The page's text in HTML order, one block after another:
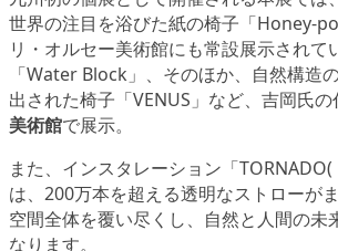
世界の注目を浴びた紙の椅子「Honey-
リ・オルセー美術館にも常設展示されて
「Water Block」、そのほか、自然構造
出された椅子「VENUS」など、吉岡氏の
美術館で展示。
また、インスタレーション「
は、200万本を超える透明なストローが
空間全体を覆い尽くし、自然と人間の未
なります。